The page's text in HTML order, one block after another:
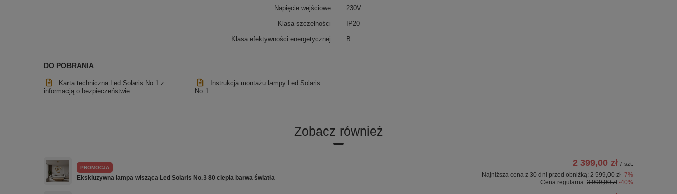
Napięcie wejściowe 230V
Klasa szczelności IP20
Klasa efektywności energetycznej B
DO POBRANIA
Karta techniczna Led Solaris No.1 z
informacją o bezpieczeństwie
Instrukcja montażu lampy Led Solaris
No.1
Zobacz również
PROMOCJA
Ekskluzywna lampa wisząca Led Solaris No.3 80 ciepła barwa światła
2 399,00 zł / szt.
Najniższa cena z 30 dni przed obniżką: 2 599,00 zł -7%
Cena regularna: 3 999,00 zł -40%